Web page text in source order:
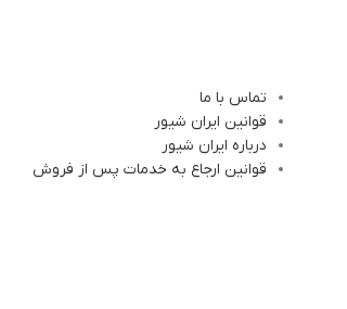
تماس با ما
قوانین ایران شیور
درباره ایران شیور
قوانین ارجاع به خدمات پس از فروش